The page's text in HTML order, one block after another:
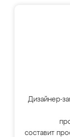
Дизайнер-
составит